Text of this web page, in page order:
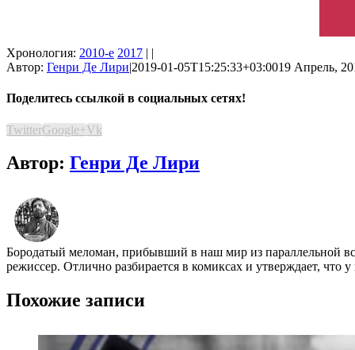
Хронология: 2010-е 2017 | |
Автор: Генри Де Лири|2019-01-05T15:25:33+03:0019 Апрель,
Поделитесь ссылкой в социальных сетях!
TwitterGoogle+Vk
Автор: Генри Де Лири
Бородатый меломан, прибывший в наш мир из параллельной
режиссер. Отлично разбирается в комиксах и утверждает, что
Похожие записи